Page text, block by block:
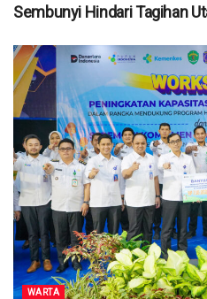
Sembunyi Hindari Tagihan
WARTA